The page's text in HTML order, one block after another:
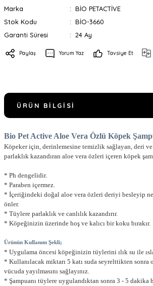
Marka
BİO PETACTİVE
Stok Kodu
BİO-3660
Garanti Süresi
24 Ay
Paylaş Yorum Yaz Tavsiye Et
ÜRÜN BILGISI
Bio Pet Active Aloe Vera Özlü Köpek
Köpeker için, derinlemesine temizlik sağlayan, deri
parlaklık kazandıran aloe vera özleri içeren köpek
* Ph dengelidir.
* Paraben içermez.
* İçeriğindeki doğal aloe vera özleri deriyi besleyip
önler.
* Tüylere parlaklık ve canlılık kazandırır.
* Köpeğinizin üzerinde hoş ve kalıcı bir koku bırakır.
Ürünün Kullanım Şekli;
* Uygulama öncesi köpeğinizin tüylerini ılık su ile
* Kullanılacak miktarı 5 katı suda seyrelttikten sonra
vücuda yayılmasını sağlayınız.
* Şampuanı tüylere uygulandıktan sonra 3 - 5